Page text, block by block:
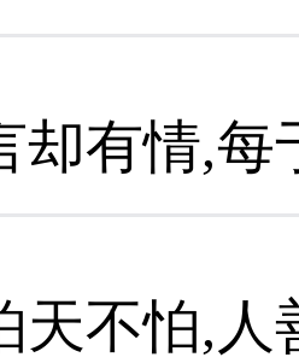
却有情,每
天不怕,